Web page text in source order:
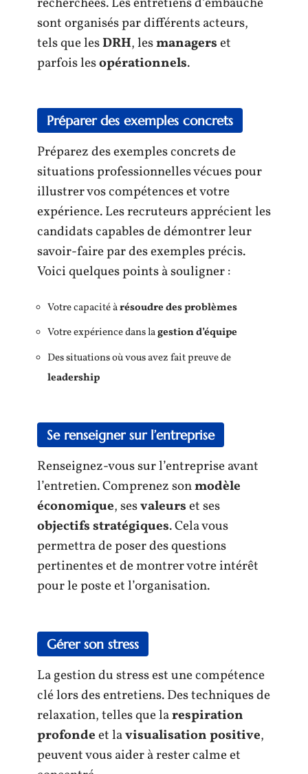
sont organisés par différents acteurs,
tels que lesDRH, lesmanagerset
parfois lesopérationnels.
Préparer des exemples concrets
Préparez des exemples concrets de
situations professionnelles vécues pour
illustrer vos compétences et votre
expérience. Les recruteurs apprécient les
candidats capables de démontrer leur
savoir-faire par des exemples précis.
Voici quelques points à souligner :
Votre capacité àrésoudre des problèmes
Votre expérience dans lagestion d’équipe
Des situations où vous avez fait preuve de
leadership
Se renseigner sur l’entreprise
Renseignez-vous sur l’entreprise avant
l’entretien. Comprenez sonmodèle
économique, sesvaleurset ses
objectifs stratégiques. Cela vous
permettra de poser des questions
pertinentes et de montrer votre intérêt
pour le poste et l’organisation.
Gérer son stress
La gestion du stress est une compétence
clé lors des entretiens. Des techniques de
relaxation, telles que larespiration
profondeet lavisualisation positive,
peuvent vous aider à rester calme et